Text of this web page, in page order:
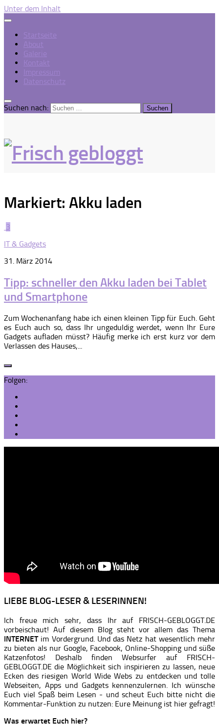
Unter dem Inhalt
Startseite
About
Galerie
Kontakt
Impressum
Datenschutz
Suchen nach:
Markiert: Akku laden
3
IT & Gadgets
31. März 2014
Tipp: schneller den Akku laden bei Tablet
und Smartphone
Zum Wochenanfang habe ich einen kleinen Tipp für Euch. Geht
es Euch auch so, dass Ihr ungeduldig werdet, wenn Ihr Eure
Gadgets aufladen müsst? Häufig merke ich erst kurz vor dem
Verlassen des Hauses,...
Folgen:
LIEBE BLOG-LESER & LESERINNEN!
Ich freue mich sehr, dass Ihr auf FRISCH-GEBLOGGT.DE
vorbeischaut! Auf diesem Blog steht vor allem das Thema
INTERNETim Vordergrund. Und das Netz hat wesentlich mehr
zu bieten als nur Google, Facebook, Online-Shopping und süße
Katzenfotos! Deshalb finden Websurfer auf FRISCH-
GEBLOGGT.DE die Möglichkeit sich inspirieren zu lassen, neue
Ecken des riesigen World Wide Webs zu entdecken und tolle
Webseiten, Apps und Gadgets kennenzulernen. Ich wünsche
Euch viel Spaß beim Lesen - und scheut Euch bitte nicht die
Kommentar-Funktion zu nutzen: Eure Meinung ist hier gefragt!
Was erwartet Euch hier?